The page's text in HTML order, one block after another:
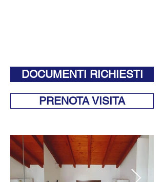
DOCUMENTI RICHIESTI
PRENOTA VISITA